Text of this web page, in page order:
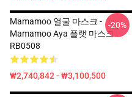
Mamamoo 얼굴 마스크 -
Mamamoo Aya 플랫 마스크
RB0508
₩2,740,842 - ₩3,100,500
-20%